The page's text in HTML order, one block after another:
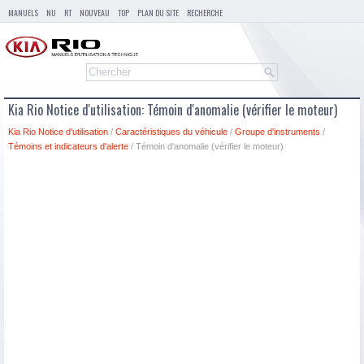
MANUELS NU RT NOUVEAU TOP PLAN DU SITE RECHERCHE
Kia Rio Notice d'utilisation: Témoin d'anomalie (vérifier le moteur)
Kia Rio Notice d'utilisation / Caractéristiques du véhicule / Groupe d'instruments /
Témoins et indicateurs d'alerte / Témoin d'anomalie (vérifier le moteur)